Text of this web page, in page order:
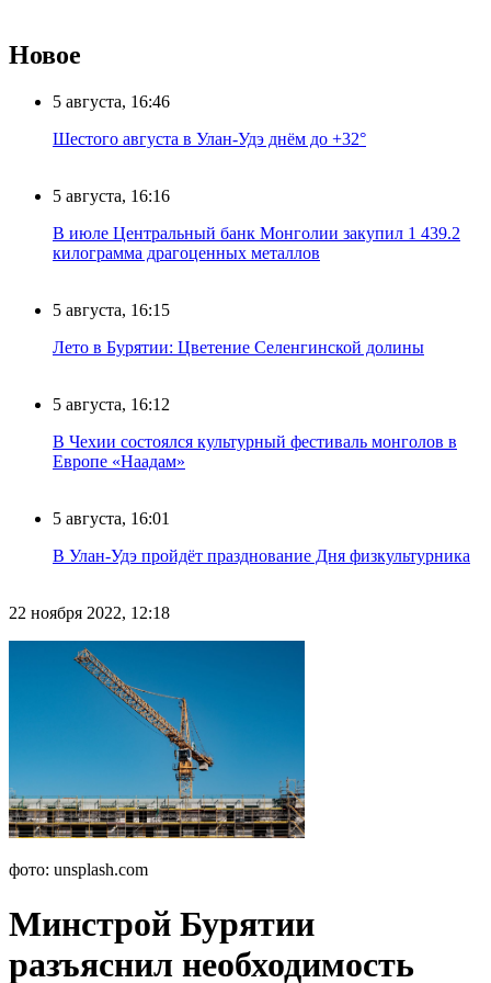
Новое
5 августа, 16:46
Шестого августа в Улан-Удэ днём до +32°
5 августа, 16:16
В июле Центральный банк Монголии закупил 1 439.2
килограмма драгоценных металлов
5 августа, 16:15
Лето в Бурятии: Цветение Селенгинской долины
5 августа, 16:12
В Чехии состоялся культурный фестиваль монголов в
Европе «Наадам»
5 августа, 16:01
В Улан-Удэ пройдёт празднование Дня физкультурника
22 ноября 2022, 12:18
фото: unsplash.com
Минстрой Бурятии
разъяснил необходимость